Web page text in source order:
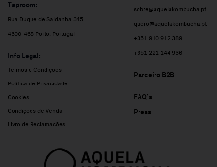
Taproom:
Rua Duque de Saldanha 345
4300-465 Porto, Portugal
Info Legal:
Termos e Condições
Política de Privacidade
Cookies
Condições de Venda
Livro de Reclamações
sobre@aquelakombucha.pt
quero@aquelakombucha.pt
+351 910 912 389
+351 221 144 936
Parceiro B2B
FAQ’s
Press